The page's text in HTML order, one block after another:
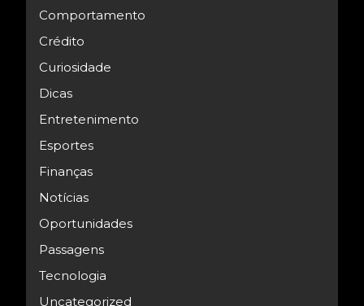
Comportamento
Crédito
Curiosidade
Dicas
Entretenimento
Esportes
Finanças
Notícias
Oportunidades
Passagens
Tecnologia
Uncategorized